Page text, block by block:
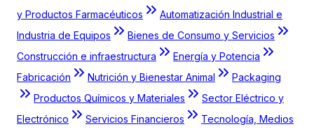
y Productos Farmacéuticos
Automatización Industrial e
Industria de Equipos
Bienes de Consumo y Servicios
Construcción e infraestructura
Energía y Potencia
Fabricación
Nutrición y Bienestar Animal
Packaging
Productos Químicos y Materiales
Sector Eléctrico y
Electrónico
Servicios Financieros
Tecnología, Medios